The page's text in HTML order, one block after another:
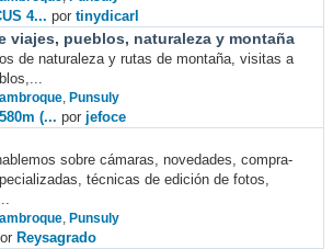
4... por tinydicarl
viajes, pueblos, naturaleza y montaña
de naturaleza y rutas de montaña, visitas a
, Punsuly
(... por jefoce
sobre cámaras, novedades, compra-
técnicas de edición de fotos,
, Punsuly
Reysagrado